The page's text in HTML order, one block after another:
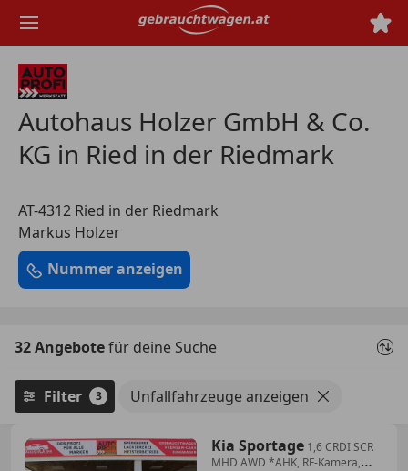
Hauptinhalt
Autohaus Holzer GmbH & Co.
KG in Ried in der Riedmark
AT-4312 Ried in der Riedmark
Markus Holzer
Nummer anzeigen
32 Angebotefür deine Suche
Filter 3 Unfallfahrzeuge anzeigen
Kia Sportage 1,6 CRDI SCR
MHD AWD *AHK, RF-Kamera,